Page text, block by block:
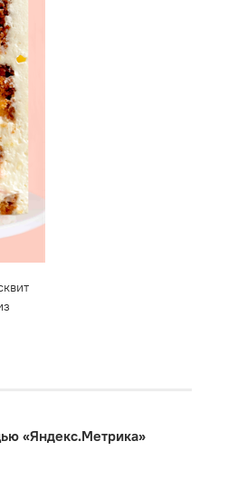
«Яндекс.Метрика»